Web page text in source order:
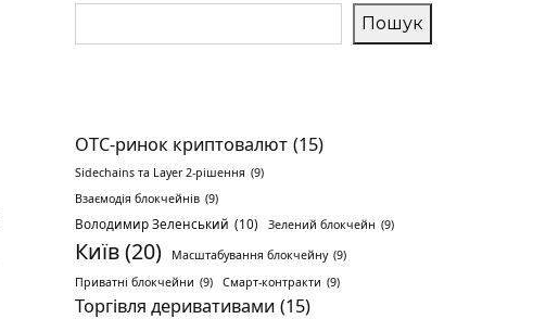
Пошук
OTC-ринок криптовалют (15)
Sidechains та Layer 2-рішення (9)
Взаємодія блокчейнів (9)
Володимир Зеленський (10) Зелений блокчейн (9)
Київ(20) Масштабування блокчейну (9)
Приватні блокчейни (9) Смарт-контракти (9)
Торгівля деривативами (15)